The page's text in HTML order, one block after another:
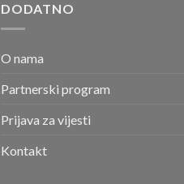
DODATNO
O nama
Partnerski program
Prijava za vijesti
Kontakt